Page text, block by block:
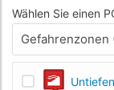
Wählen Sie einen
Gefahrenzonen
Untiefen